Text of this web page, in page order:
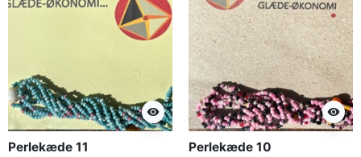
visibility
Perlekæde 11
visibility
Perlekæde 10